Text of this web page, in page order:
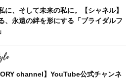
に、そして未来の私に。【シャネル】
、永遠の絆を形にする「ブライダルフ
channel】YouTube公式チャンネ